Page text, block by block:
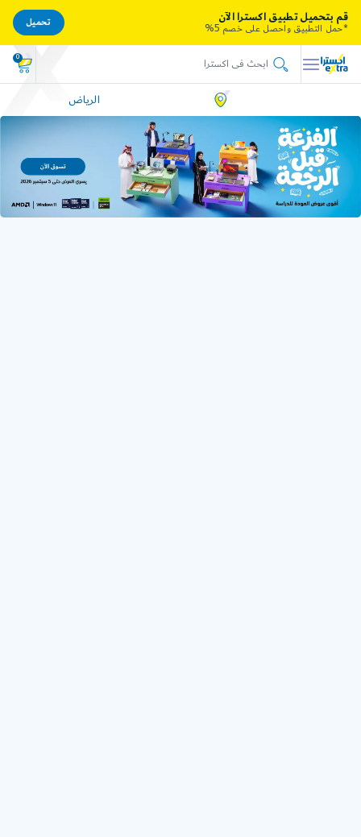
0
الرياض
قم بتحميل تطبيق اكسترا الآن
*حمل التطبيق واحصل على خصم 5%
تحميل